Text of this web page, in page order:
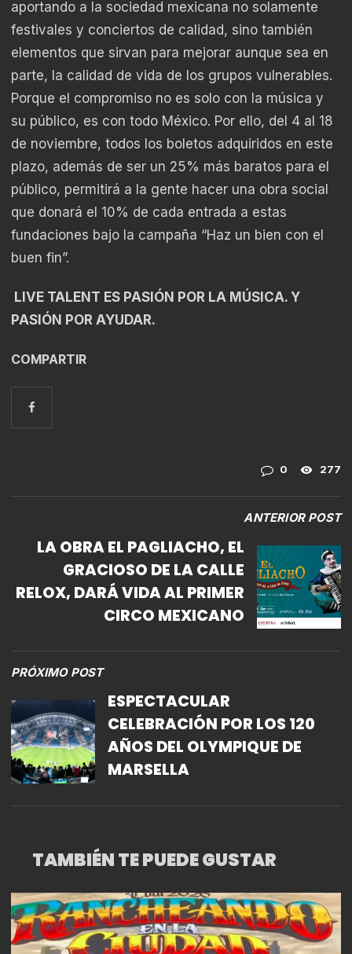
aportando a la sociedad mexicana no solamente
festivales y conciertos de calidad, sino también
elementos que sirvan para mejorar aunque sea en
parte, la calidad de vida de los grupos vulnerables.
Porque el compromiso no es solo con la música y
su público, es con todo México. Por ello, del 4 al 18
de noviembre, todos los boletos adquiridos en este
plazo, además de ser un 25% más baratos para el
público, permitirá a la gente hacer una obra social
que donará el 10% de cada entrada a estas
fundaciones bajo la campaña “Haz un bien con el
buen fin”.
LIVE TALENT ES PASIÓN POR LA MÚSICA. Y
PASIÓN POR AYUDAR.
COMPARTIR
0 277
ANTERIOR POST
LA OBRA EL PAGLIACHO, EL
GRACIOSO DE LA CALLE
RELOX, DARÁ VIDA AL PRIMER
CIRCO MEXICANO
PRÓXIMO POST
ESPECTACULAR
CELEBRACIÓN POR LOS 120
AÑOS DEL OLYMPIQUE DE
MARSELLA
TAMBIÉN TE PUEDE GUSTAR